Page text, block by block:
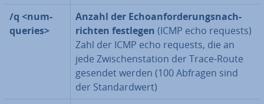
/q <num­
queries>
Anzahl der Echo­an­for­de­rungs­nach­
rich­ten festlegen (ICMP echo requests)
Zahl der ICMP echo requests, die an
jede Zwi­schen­sta­ti­on der Trace-Route
gesendet werden (100 Abfragen sind
der Stan­dard­wert)